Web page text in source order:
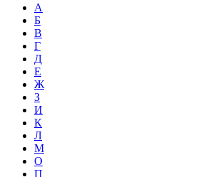
А
Б
В
Г
Д
Е
Ж
З
И
К
Л
М
О
П